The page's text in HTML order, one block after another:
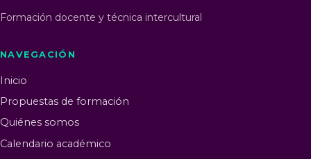
Formación docente y técnica intercultural
NAVEGACIÓN
Inicio
Propuestas de formación
Quiénes somos
Calendario académico